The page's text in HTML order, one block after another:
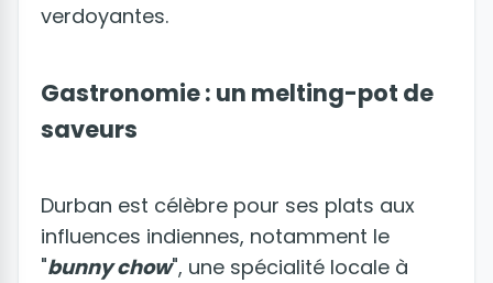
verdoyantes.
Gastronomie : un melting-pot de
saveurs
Durban est célèbre pour ses plats aux
influences indiennes, notamment le
"bunny chow", une spécialité locale à